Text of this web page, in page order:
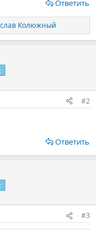
Ответить
Колюжный
#2
Ответить
#3